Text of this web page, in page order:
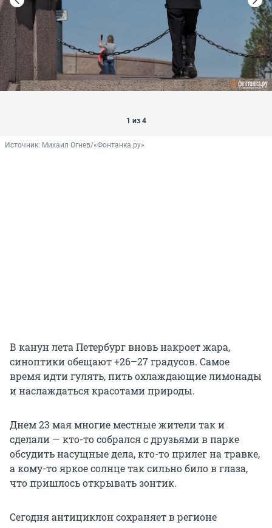
1 из 4
Источник: Михаил Огнев/«Фонтанка.ру»
В канун лета Петербург вновь накроет жара,
синоптики обещают +26–27 градусов. Самое
время идти гулять, пить охлаждающие лимонады
и наслаждаться красотами природы.
Днем 23 мая многие местные жители так и
сделали — кто-то собрался с друзьями в парке
обсудить насущные дела, кто-то прилег на травке,
а кому-то яркое солнце так сильно било в глаза,
что пришлось открывать зонтик.
Сегодня антициклон сохраняет в регионе